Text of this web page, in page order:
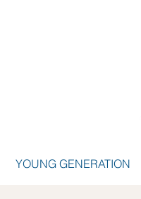
YOUNG GENERATION